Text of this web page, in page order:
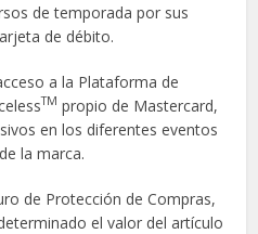
de temporada por sus
de débito.
a la Plataforma de
TM propio de Mastercard,
en los diferentes eventos
la marca.
de Protección de Compras,
el valor del artículo